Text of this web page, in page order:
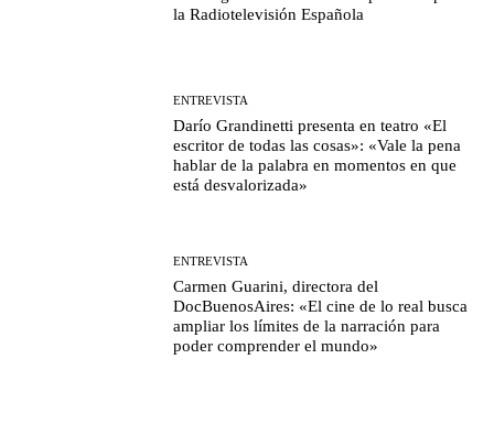
la Radiotelevisión Española
ENTREVISTA
Darío Grandinetti presenta en teatro «El
escritor de todas las cosas»: «Vale la pena
hablar de la palabra en momentos en que
está desvalorizada»
ENTREVISTA
Carmen Guarini, directora del
DocBuenosAires: «El cine de lo real busca
ampliar los límites de la narración para
poder comprender el mundo»